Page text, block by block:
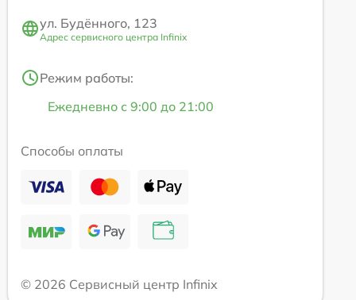
ул. Будённого, 123
Адрес сервисного центра Infinix
Режим работы:
Ежедневно с 9:00 до 21:00
Способы оплаты
© 2026 Сервисный центр Infinix